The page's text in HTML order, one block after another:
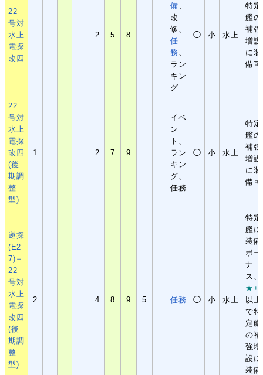
22
号対
水上
電探
改四
2 5 8
備
改
修、
任
務
ラン
キン
グ
◯ 小 水上
特定
艦の
補強
増設
に装
備可
22
号対
水上
電探
改四
(後
期調
整
型)
1 2 7 9
イベ
ン
ト、
ラン
キン
グ、
任務
◯ 小 水上
特定
艦の
補強
増設
に装
備可
逆探
(E2
7)＋
22
号対
水上
電探
改四
(後
期調
整
型)
2 4 8 9 5 任務 ◯ 小 水上
特定
艦に
装備
ボー
ナ
ス、
★+4
以上
で特
定艦
の補
強増
設に
装備